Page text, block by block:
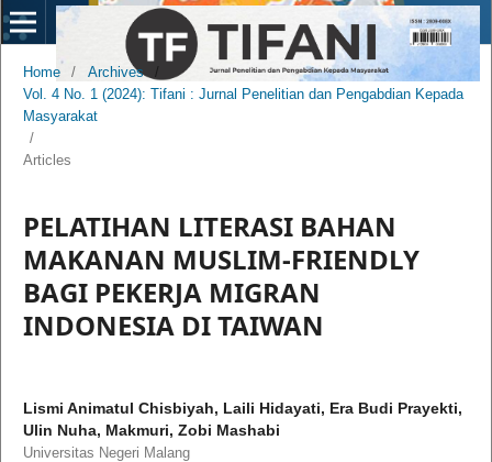
Home / Archives
/
Vol. 4 No. 1 (2024): Tifani : Jurnal Penelitian dan Pengabdian Kepada
Masyarakat
/
Articles
PELATIHAN LITERASI BAHAN
MAKANAN MUSLIM-FRIENDLY
BAGI PEKERJA MIGRAN
INDONESIA DI TAIWAN
Lismi Animatul Chisbiyah, Laili Hidayati, Era Budi Prayekti,
Ulin Nuha, Makmuri, Zobi Mashabi
Universitas Negeri Malang